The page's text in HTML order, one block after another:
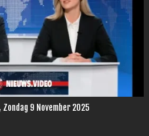
9 November 2025